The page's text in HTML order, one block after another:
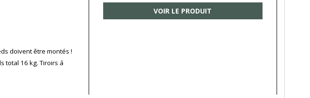
doivent être montés !
total 16 kg. Tiroirs á
VOIR LE PRODUIT